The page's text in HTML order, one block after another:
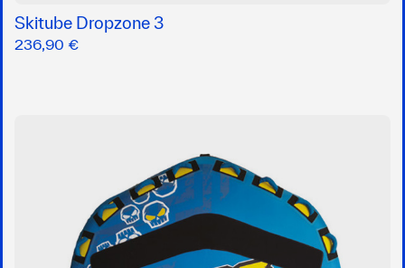
Skitube Dropzone 3
236,90 €